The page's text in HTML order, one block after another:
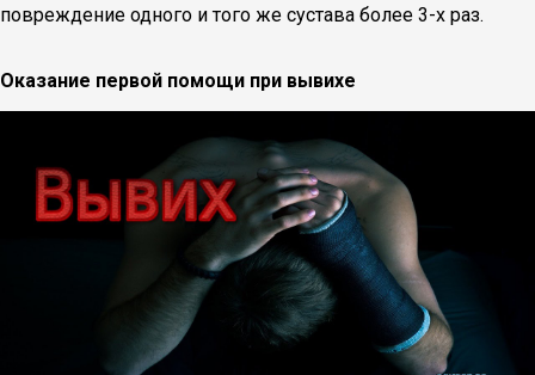
повреждение одного и того же сустава более 3-х раз.
Оказание первой помощи при вывихе